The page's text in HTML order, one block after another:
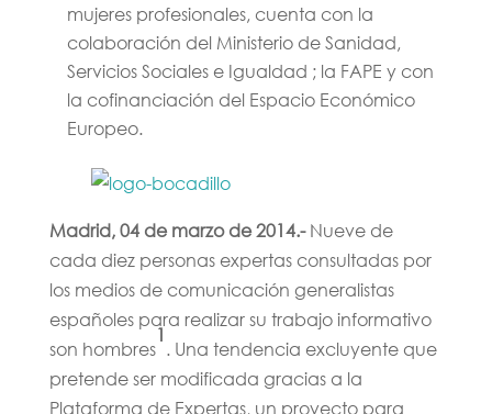
mujeres profesionales, cuenta con la
colaboración del Ministerio de Sanidad,
Servicios Sociales e Igualdad ; la FAPE y con
la cofinanciación del Espacio Económico
Europeo.
Madrid, 04 de marzo de 2014.-Nueve de
cada diez personas expertas consultadas por
los medios de comunicación generalistas
españoles para realizar su trabajo informativo
son hombres
1
. Una tendencia excluyente que
pretende ser modificada gracias a la
Plataforma de Expertas, un proyecto para